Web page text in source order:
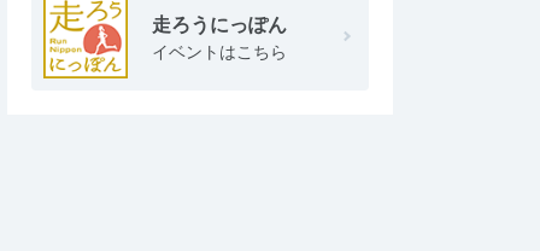
走ろうにっぽん
イベントはこちら